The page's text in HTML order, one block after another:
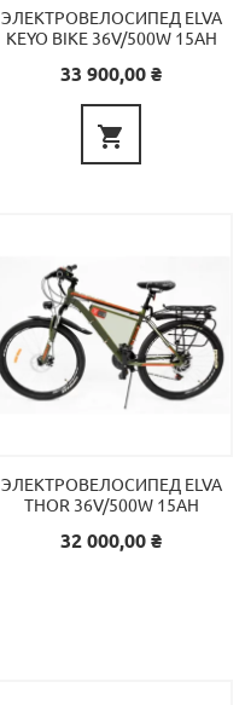
ЭЛЕКТРОВЕЛОСИПЕД ELVA
KEYO BIKE 36V/500W 15AH
Цена
33 900,00 ₴

ЭЛЕКТРОВЕЛОСИПЕД ELVA
THOR 36V/500W 15AH
Цена
32 000,00 ₴